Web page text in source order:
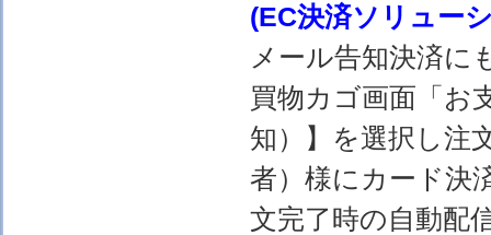
(EC決済ソリュー
メール告知決済に
買物カゴ画面「お
知）】を選択し注
者）様にカード決
文完了時の自動配